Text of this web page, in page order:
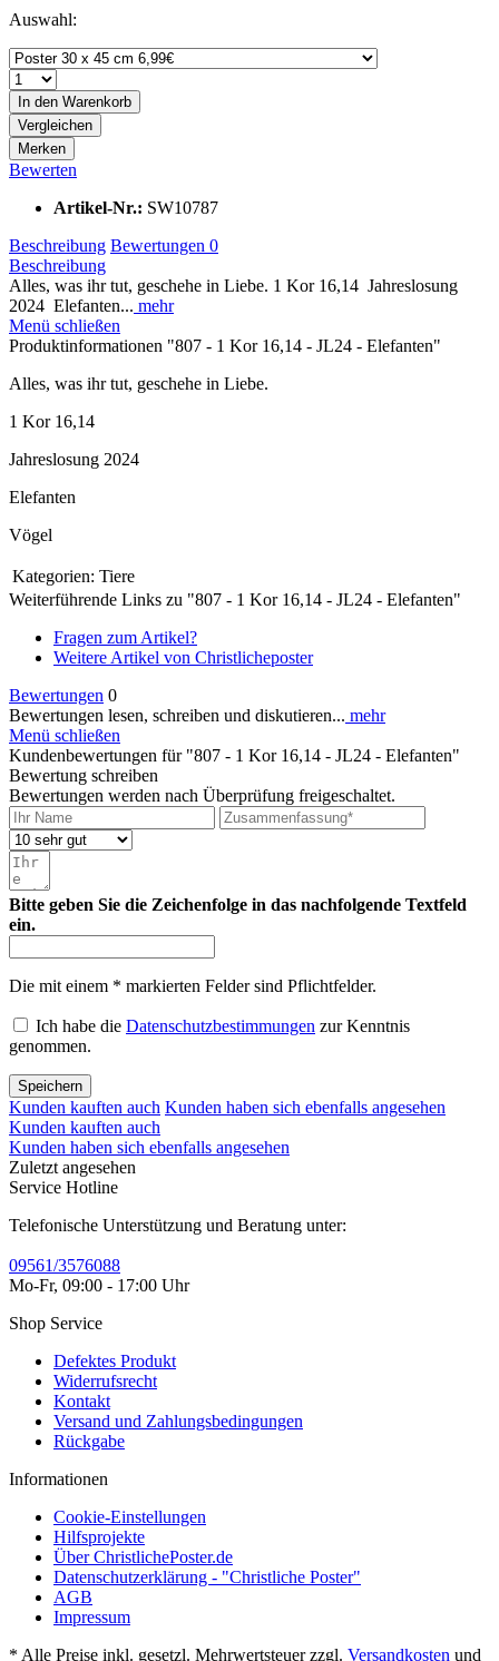
Auswahl:
In den Warenkorb
Vergleichen
Merken
Bewerten
Artikel-Nr.: SW10787
Beschreibung Bewertungen 0
Beschreibung
Alles, was ihr tut, geschehe in Liebe. 1 Kor 16,14 Jahreslosung
2024 Elefanten... mehr
Menü schließen
Produktinformationen "807 - 1 Kor 16,14 - JL24 - Elefanten"
Alles, was ihr tut, geschehe in Liebe.
1 Kor 16,14
Jahreslosung 2024
Elefanten
Vögel
Kategorien: Tiere
Weiterführende Links zu "807 - 1 Kor 16,14 - JL24 - Elefanten"
Fragen zum Artikel?
Weitere Artikel von Christlicheposter
Bewertungen 0
Bewertungen lesen, schreiben und diskutieren... mehr
Menü schließen
Kundenbewertungen für "807 - 1 Kor 16,14 - JL24 - Elefanten"
Bewertung schreiben
Bewertungen werden nach Überprüfung freigeschaltet.
Bitte geben Sie die Zeichenfolge in das nachfolgende Textfeld
ein.
Die mit einem * markierten Felder sind Pflichtfelder.
Ich habe die Datenschutzbestimmungen zur Kenntnis
genommen.
Speichern
Kunden kauften auch Kunden haben sich ebenfalls angesehen
Kunden kauften auch
Kunden haben sich ebenfalls angesehen
Zuletzt angesehen
Service Hotline
Telefonische Unterstützung und Beratung unter:
09561/3576088
Mo-Fr, 09:00 - 17:00 Uhr
Shop Service
Defektes Produkt
Widerrufsrecht
Kontakt
Versand und Zahlungsbedingungen
Rückgabe
Informationen
Cookie-Einstellungen
Hilfsprojekte
Über ChristlichePoster.de
Datenschutzerklärung - "Christliche Poster"
AGB
Impressum
* Alle Preise inkl. gesetzl. Mehrwertsteuer zzgl. Versandkosten und